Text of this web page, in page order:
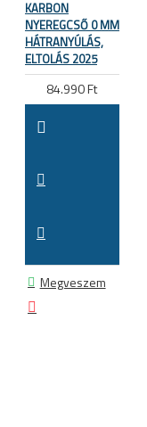
KARBON
NYEREGCSŐ 0 MM
HÁTRANYÚLÁS,
ELTOLÁS 2025
84.990 Ft
Megveszem